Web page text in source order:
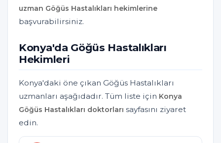
uzman Göğüs Hastalıkları hekimlerine
başvurabilirsiniz.
Konya'da Göğüs Hastalıkları
Hekimleri
Konya'daki öne çıkan Göğüs Hastalıkları
uzmanları aşağıdadır. Tüm liste için Konya
Göğüs Hastalıkları doktorları sayfasını ziyaret
edin.